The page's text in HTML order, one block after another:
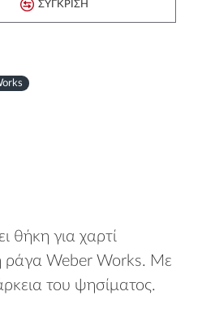
ΣΎΓΚΡΙΣΗ
θήκη για χαρτί
ράγα Weber Works. Με
του ψησίματος.